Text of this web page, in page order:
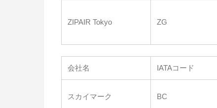
ZIPAIR Tokyo ZG
会社名 IATAコード
スカイマーク BC